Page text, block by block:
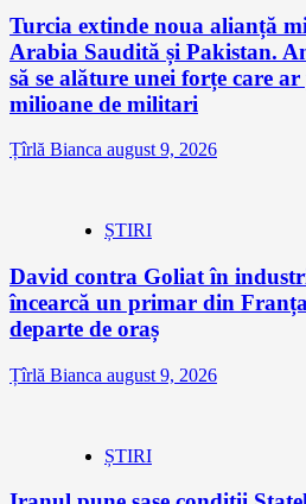
Turcia extinde noua alianță
Arabia Saudită și Pakistan.
să se alăture unei forțe care
milioane de militari
Țîrlă Bianca august 9, 2026
ȘTIRI
David contra Goliat în
încearcă un primar din
departe de oraș
Țîrlă Bianca august 9, 2026
ȘTIRI